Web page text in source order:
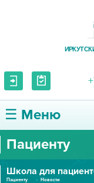
☰ Меню
О ЦЕНТРЕ
УСЛУГИ И ЦЕНЫ
Пациенту
Школа для
Пациенту Новости